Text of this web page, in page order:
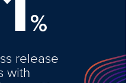
%
release
with